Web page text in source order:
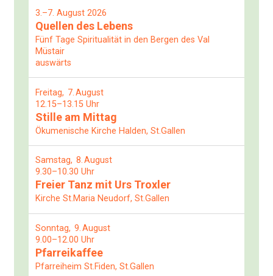
3.–7. August 2026
Quellen des Lebens
Fünf Tage Spiritualität in den Bergen des Val
Müstair
auswärts
Freitag 7 August
12.15–13.15 Uhr
Stille am Mittag
Ökumenische Kirche Halden, St.Gallen
Samstag 8 August
9.30–10.30 Uhr
Freier Tanz mit Urs Troxler
Kirche St.Maria Neudorf, St.Gallen
Sonntag 9 August
9.00–12.00 Uhr
Pfarreikaffee
Pfarreiheim St.Fiden, St.Gallen